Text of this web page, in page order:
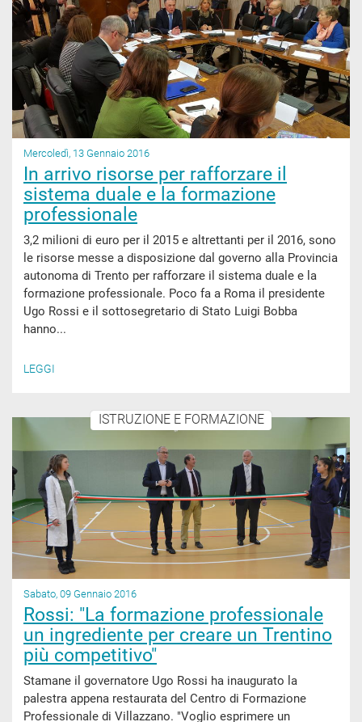
Mercoledì, 13 Gennaio 2016
In arrivo risorse per rafforzare il
sistema duale e la formazione
professionale
3,2 milioni di euro per il 2015 e altrettanti per il 2016, sono
le risorse messe a disposizione dal governo alla Provincia
autonoma di Trento per rafforzare il sistema duale e la
formazione professionale. Poco fa a Roma il presidente
Ugo Rossi e il sottosegretario di Stato Luigi Bobba
hanno...
LEGGI
ISTRUZIONE E FORMAZIONE
Sabato, 09 Gennaio 2016
Rossi: "La formazione professionale
un ingrediente per creare un Trentino
più competitivo"
Stamane il governatore Ugo Rossi ha inaugurato la
palestra appena restaurata del Centro di Formazione
Professionale di Villazzano. "Voglio esprimere un